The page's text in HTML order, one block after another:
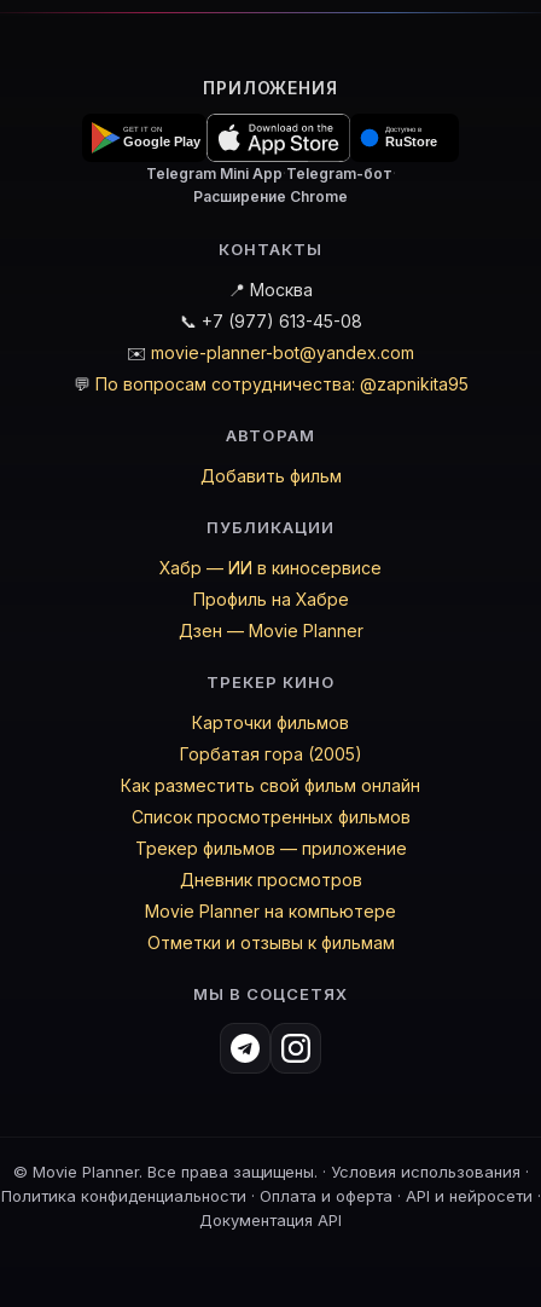
ПРИЛОЖЕНИЯ
Telegram Mini App·Telegram-бот·
Расширение Chrome
КОНТАКТЫ
📍 Москва
📞 +7 (977) 613-45-08
✉️ movie-planner-bot@yandex.com
💬 По вопросам сотрудничества: @zapnikita95
АВТОРАМ
Добавить фильм
ПУБЛИКАЦИИ
Хабр — ИИ в киносервисе
Профиль на Хабре
Дзен — Movie Planner
ТРЕКЕР КИНО
Карточки фильмов
Горбатая гора (2005)
Как разместить свой фильм онлайн
Список просмотренных фильмов
Трекер фильмов — приложение
Дневник просмотров
Movie Planner на компьютере
Отметки и отзывы к фильмам
МЫ В СОЦСЕТЯХ
© Movie Planner. Все права защищены. · Условия использования ·
Политика конфиденциальности · Оплата и оферта · API и нейросети ·
Документация API